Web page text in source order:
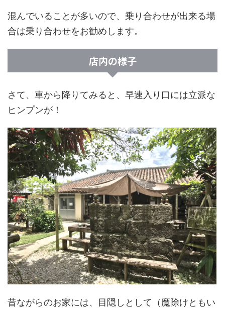
混んでいることが多いので、乗り合わせが出来る場
合は乗り合わせをお勧めします。
店内の様子
さて、車から降りてみると、早速入り口には立派な
ヒンプンが！
昔ながらのお家には、目隠しとして（魔除けともい